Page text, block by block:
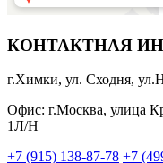
КОНТАКТНАЯ
г.Химки, ул. Сходня,
Офис: г.Москва, улица
1Л/Н
+7 (915) 138-87-78 +7